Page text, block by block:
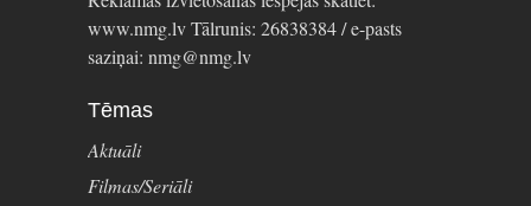
www.nmg.lv Tālrunis: 26838384 / e-pasts
saziņai: nmg@nmg.lv
Tēmas
Aktuāli
Filmas/Seriāli